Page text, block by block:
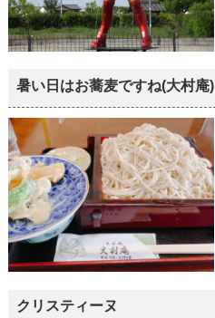
暑い日はお蕎麦ですね(大村庵)
クリスティーヌ